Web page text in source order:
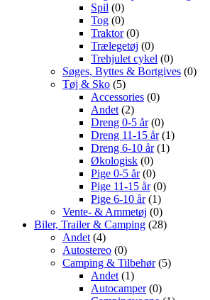
Spil (0)
Tog (0)
Traktor(0)
Trælegetøj (0)
Trehjulet cykel (0)
Søges, Byttes & Bortgives (0)
Tøj & Sko (5)
Accessories (0)
Andet (2)
Dreng 0-5 år(0)
Dreng 11-15 år(1)
Dreng 6-10 år(1)
Økologisk (0)
Pige 0-5 år(0)
Pige 11-15 år(0)
Pige 6-10 år(1)
Vente- & Ammetøj (0)
Biler, Trailer & Camping (28)
Andet (4)
Autostereo (0)
Camping & Tilbehør(5)
Andet (1)
Autocamper(0)